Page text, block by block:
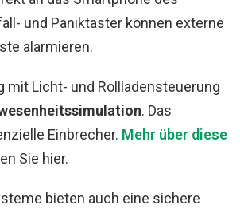
und Paniktaster können externe
alarmieren.
mit Licht- und Rollladensteuerung
. Das
Einbrecher. Mehr über diese
Sie hier.
bieten auch eine sichere